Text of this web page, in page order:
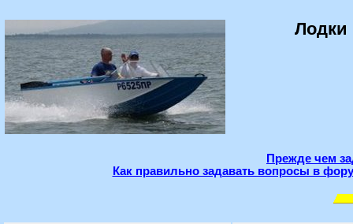
Лодки
Прежде чем
Как правильно задавать вопросы в